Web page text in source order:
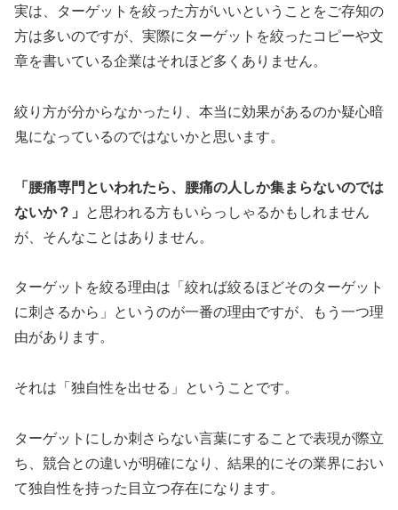
実は、ターゲットを絞った方がいいということをご存知の
方は多いのですが、実際にターゲットを絞ったコピーや文
章を書いている企業はそれほど多くありません。
絞り方が分からなかったり、本当に効果があるのか疑心暗
鬼になっているのではないかと思います。
「腰痛専門といわれたら、腰痛の人しか集まらないのでは
ないか？」
と思われる方もいらっしゃるかもしれません
が、そんなことはありません。
ターゲットを絞る理由は「絞れば絞るほどそのターゲット
に刺さるから」というのが一番の理由ですが、もう一つ理
由があります。
それは「独自性を出せる」ということです。
ターゲットにしか刺さらない言葉にすることで表現が際立
ち、競合との違いが明確になり、結果的にその業界におい
て独自性を持った目立つ存在になります。